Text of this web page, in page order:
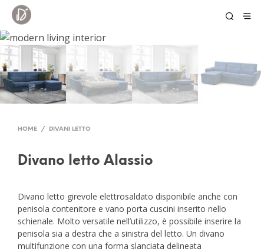
HOME / DIVANI LETTO
Divano letto Alassio
Divano letto girevole elettrosaldato disponibile anche con
penisola contenitore e vano porta cuscini inserito nello
schienale. Molto versatile nell’utilizzo, è possibile inserire la
penisola sia a destra che a sinistra del letto. Un divano
multifunzione con una forma slanciata delineata